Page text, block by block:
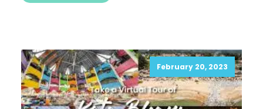
February 20, 2023